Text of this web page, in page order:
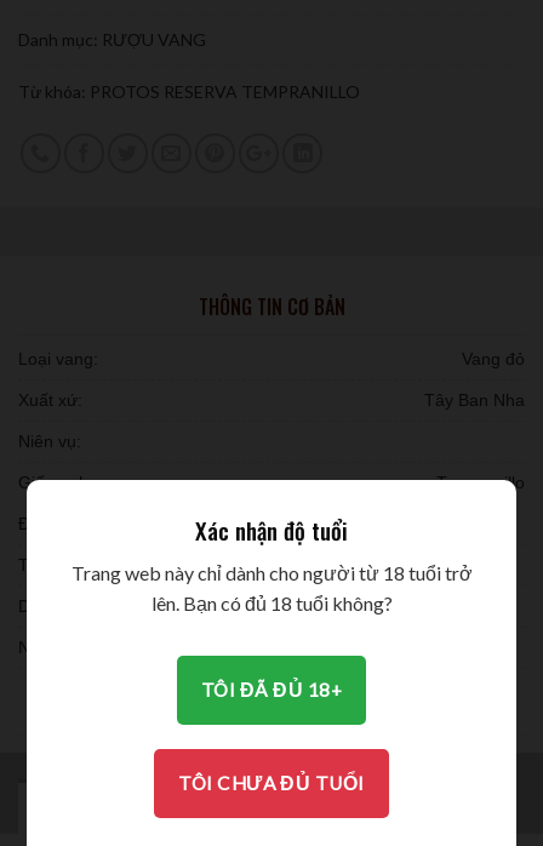
Danh mục: RƯỢU VANG
Từ khóa: PROTOS RESERVA TEMPRANILLO
THÔNG TIN CƠ BẢN
Loại vang: Vang đỏ
Xuất xứ: Tây Ban Nha
Niên vụ:
Giống nho: Tempranillo
Đóng chai:
Thời gian ủ:
Dung tích:
Nồng độ:
THƯỞNG THỨC
Xác nhận độ tuổi
Trang web này chỉ dành cho người từ 18 tuổi trở
lên. Bạn có đủ 18 tuổi không?
TÔI ĐÃ ĐỦ 18+
TÔI CHƯA ĐỦ TUỔI